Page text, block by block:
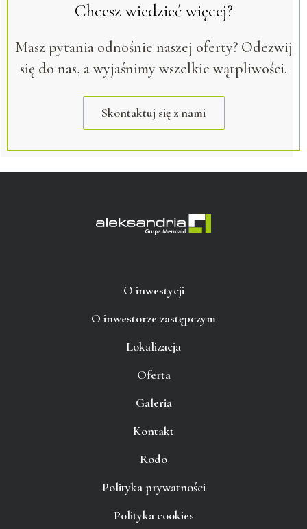
Chcesz wiedzieć więcej?
Masz pytania odnośnie naszej oferty? Odezwij
się do nas, a wyjaśnimy wszelkie wątpliwości.
Skontaktuj się z nami
O inwestycji
O inwestorze zastępczym
Lokalizacja
Oferta
Galeria
Kontakt
Rodo
Polityka prywatności
Polityka cookies